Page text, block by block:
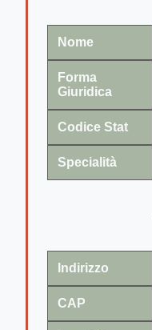
Nome
Forma
Giuridica
Codice Stat
Specialità
Indirizzo
CAP